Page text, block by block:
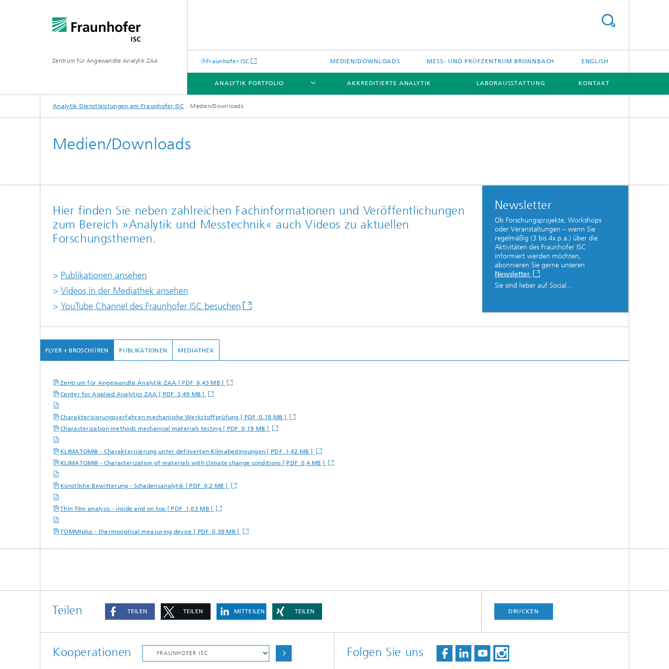
Zentrum für Angewandte Analytik ZAA Fraunhofer ISC MEDIEN/DOWNLOADS MESS- UND PRÜFZENTRUM BRONNBACH ENGLISH
ANALYTIK PORTFOLIO
ANALYTIK PORTFOLIO
AKKREDITIERTE ANALYTIK LABORAUSSTATTUNG KONTAKT
Analytik Dienstleistungen am Fraunhofer ISC Medien/Downloads
Medien/Downloads
Hier finden Sie neben zahlreichen Fachinformationen und Veröffentlichungen
zum Bereich »Analytik und Messtechnik« auch Videos zu aktuellen
Forschungsthemen.
> Publikationen ansehen
> Videos in der Mediathek ansehen
> YouTube Channel des Fraunhofer ISC besuchen
Newsletter
Ob Forschungsprojekte, Workshops
oder Veranstaltungen – wenn Sie
regelmäßig (3 bis 4x p.a.) über die
Aktivitäten des Fraunhofer ISC
informiert werden möchten,
abonnieren Sie gerne unseren
Newsletter.
Sie sind lieber auf Social...
FLYER + BROSCHÜREN
Zentrum für Angewandte Analytik ZAA [ PDF 6,43 MB ]
Center for Applied Analytics ZAA [ PDF 3,49 MB ]
Charakterisierungsverfahren mechanische Werkstoffprüfung [ PDF 0,18 MB ]
Characterization methods mechanical materials testing [ PDF 0,19 MB ]
KLIMATOM® - Charakterisierung unter definierten Klimabedingungen [ PDF 1,42 MB ]
KLIMATOM® - Characterization of materials with climate change conditions [ PDF 0,4 MB ]
Künstliche Bewitterung - Schadensanalytik [ PDF 0,2 MB ]
Thin film analysis - inside and on top [ PDF 1,03 MB ]
TOMMIplus - thermooptical measuring device [ PDF 0,38 MB ]
PUBLIKATIONEN MEDIATHEK
Teilen TEILEN TEILEN MITTEILEN TEILEN DRUCKEN
Kooperationen Folgen Sie uns